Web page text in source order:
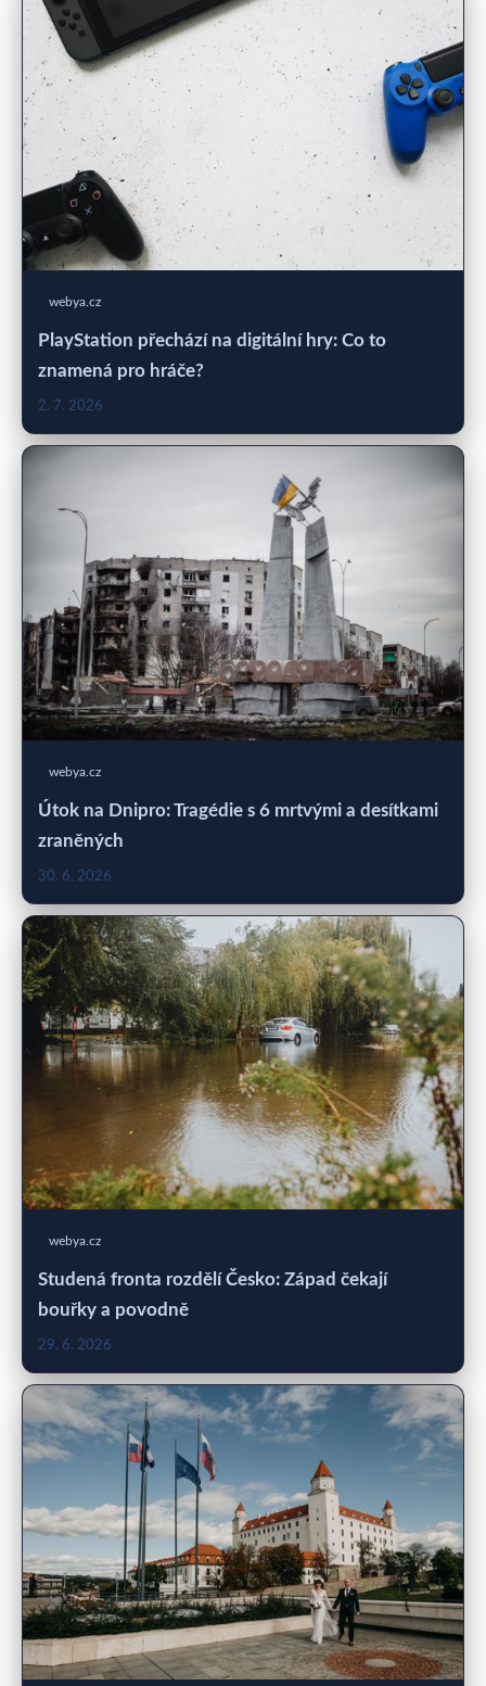
webya.cz
PlayStation přechází na digitální hry: Co to
znamená pro hráče?
2. 7. 2026
webya.cz
Útok na Dnipro: Tragédie s 6 mrtvými a desítkami
zraněných
30. 6. 2026
webya.cz
Studená fronta rozdělí Česko: Západ čekají
bouřky a povodně
29. 6. 2026